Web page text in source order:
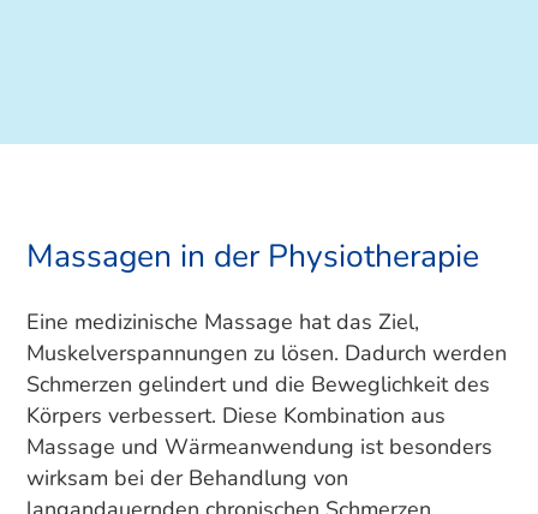
Massagen in der Physiotherapie
Eine medizinische Massage hat das Ziel,
Muskelverspannungen zu lösen. Dadurch werden
Schmerzen gelindert und die Beweglichkeit des
Körpers verbessert. Diese Kombination aus
Massage und Wärmeanwendung ist besonders
wirksam bei der Behandlung von